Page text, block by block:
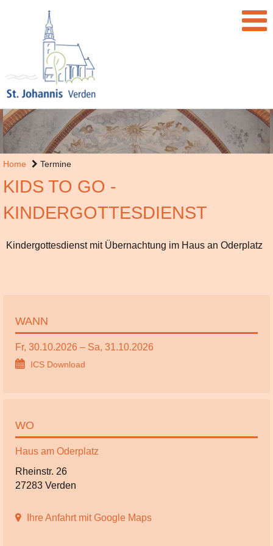
Home Termine
KIDS TO GO -
KINDERGOTTESDIENST
Kindergottesdienst mit Übernachtung im Haus an Oderplatz
WANN
Fr, 30.10.2026 – Sa, 31.10.2026
ICS Download
WO
Haus am Oderplatz
Rheinstr. 26
27283 Verden
Ihre Anfahrt mit Google Maps